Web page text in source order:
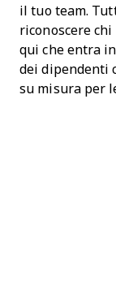
il tuo team.
riconoscere
qui che entra
dei dipendenti
su misura per